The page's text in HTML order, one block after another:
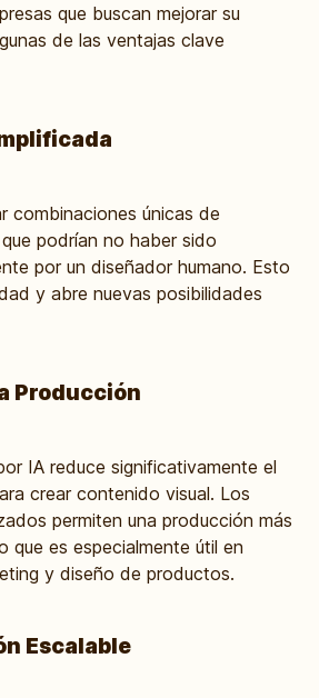
que buscan mejorar su
de las ventajas clave
combinaciones únicas de
podrían no haber sido
por un diseñador humano. Esto
y abre nuevas posibilidades
Producción
IA reduce significativamente el
crear contenido visual. Los
permiten una producción más
que es especialmente útil en
y diseño de productos.
Escalable